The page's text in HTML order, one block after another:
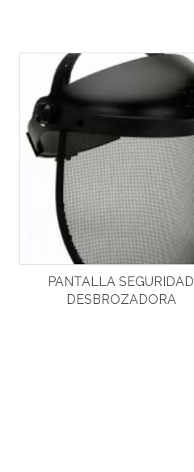
PANTALLA SEGURIDAD
DESBROZADORA